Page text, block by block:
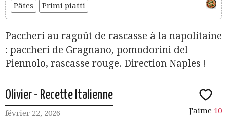
Pâtes
Primi piatti
Paccheri au ragoût de rascasse à la napolitaine
: paccheri de Gragnano, pomodorini del
Piennolo, rascasse rouge. Direction Naples !
Olivier - Recette Italienne
février 22, 2026 J'aime 10